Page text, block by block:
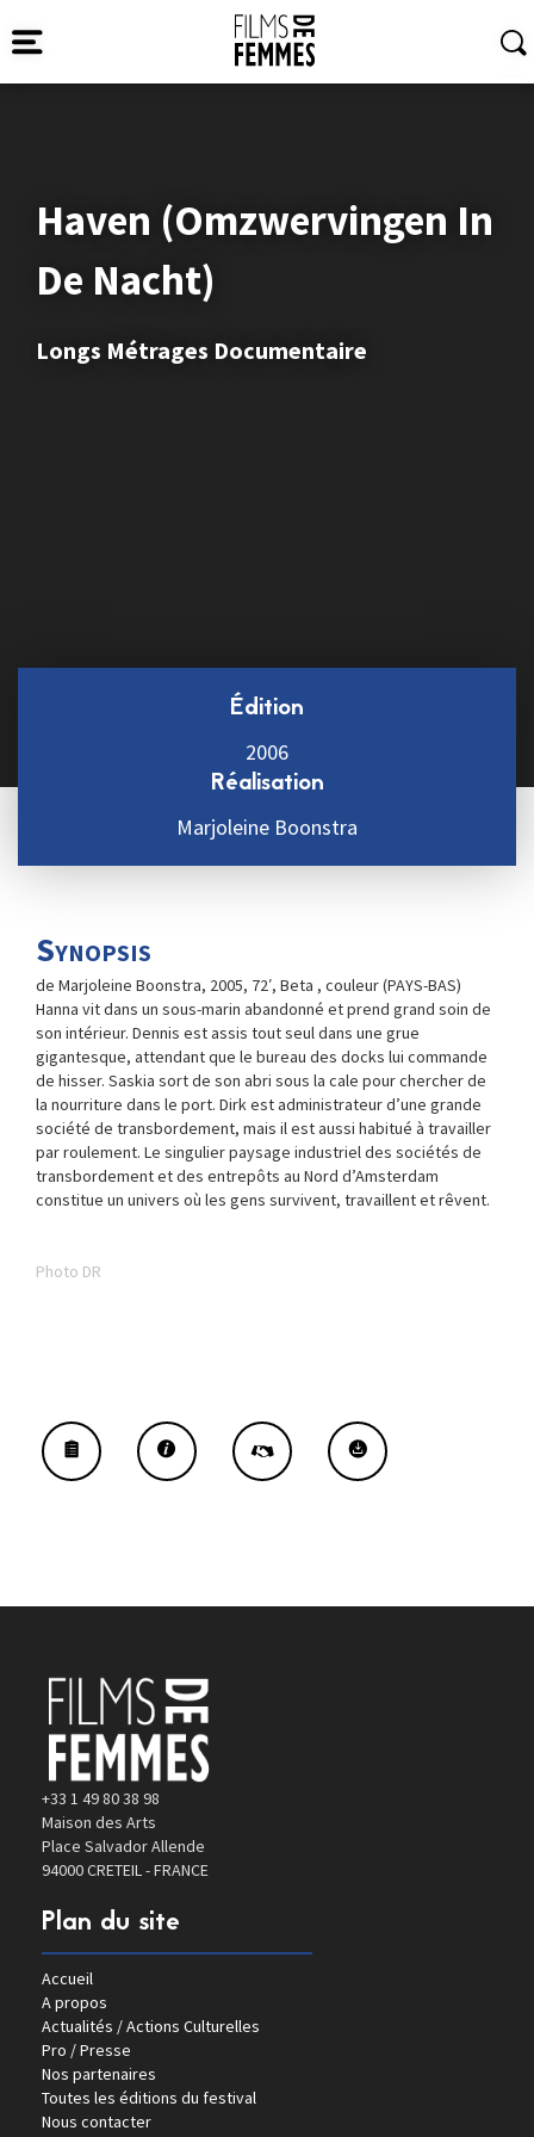
Haven (Omzwervingen In
De Nacht)
Longs Métrages Documentaire
Édition
2006
Réalisation
Marjoleine Boonstra
Synopsis
de Marjoleine Boonstra, 2005, 72′, Beta , couleur (PAYS-BAS)
Hanna vit dans un sous-marin abandonné et prend grand soin de
son intérieur. Dennis est assis tout seul dans une grue
gigantesque, attendant que le bureau des docks lui commande
de hisser. Saskia sort de son abri sous la cale pour chercher de
la nourriture dans le port. Dirk est administrateur d’une grande
société de transbordement, mais il est aussi habitué à travailler
par roulement. Le singulier paysage industriel des sociétés de
transbordement et des entrepôts au Nord d’Amsterdam
constitue un univers où les gens survivent, travaillent et rêvent.
Photo DR
+33 1 49 80 38 98
Maison des Arts
Place Salvador Allende
94000 CRETEIL - FRANCE
Plan du site
Accueil
A propos
Actualités / Actions Culturelles
Pro / Presse
Nos partenaires
Toutes les éditions du festival
Nous contacter